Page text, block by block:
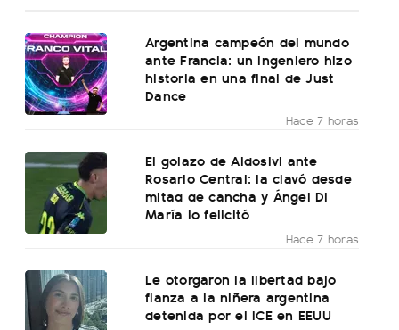
Argentina campeón del mundo
ante Francia: un ingeniero hizo
historia en una final de Just
Dance
Hace 7 horas
El golazo de Aldosivi ante
Rosario Central: la clavó desde
mitad de cancha y Ángel Di
María lo felicitó
Hace 7 horas
Le otorgaron la libertad bajo
fianza a la niñera argentina
detenida por el ICE en EEUU